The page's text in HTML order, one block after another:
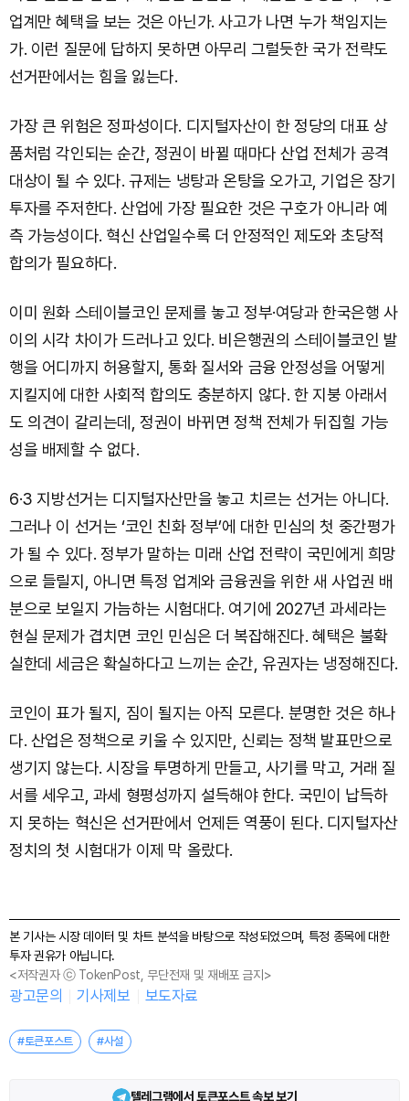
업계만 혜택을 보는 것은 아닌가. 사고가 나면 누가 책임지는
가. 이런 질문에 답하지 못하면 아무리 그럴듯한 국가 전략도
선거판에서는 힘을 잃는다.
가장 큰 위험은 정파성이다. 디지털자산이 한 정당의 대표 상
품처럼 각인되는 순간, 정권이 바뀔 때마다 산업 전체가 공격
대상이 될 수 있다. 규제는 냉탕과 온탕을 오가고, 기업은 장기
투자를 주저한다. 산업에 가장 필요한 것은 구호가 아니라 예
측 가능성이다. 혁신 산업일수록 더 안정적인 제도와 초당적
합의가 필요하다.
이미 원화 스테이블코인 문제를 놓고 정부·여당과 한국은행 사
이의 시각 차이가 드러나고 있다. 비은행권의 스테이블코인 발
행을 어디까지 허용할지, 통화 질서와 금융 안정성을 어떻게
지킬지에 대한 사회적 합의도 충분하지 않다. 한 지붕 아래서
도 의견이 갈리는데, 정권이 바뀌면 정책 전체가 뒤집힐 가능
성을 배제할 수 없다.
6·3 지방선거는 디지털자산만을 놓고 치르는 선거는 아니다.
그러나 이 선거는 ‘코인 친화 정부’에 대한 민심의 첫 중간평가
가 될 수 있다. 정부가 말하는 미래 산업 전략이 국민에게 희망
으로 들릴지, 아니면 특정 업계와 금융권을 위한 새 사업권 배
분으로 보일지 가늠하는 시험대다. 여기에 2027년 과세라는
현실 문제가 겹치면 코인 민심은 더 복잡해진다. 혜택은 불확
실한데 세금은 확실하다고 느끼는 순간, 유권자는 냉정해진다.
코인이 표가 될지, 짐이 될지는 아직 모른다. 분명한 것은 하나
다. 산업은 정책으로 키울 수 있지만, 신뢰는 정책 발표만으로
생기지 않는다. 시장을 투명하게 만들고, 사기를 막고, 거래 질
서를 세우고, 과세 형평성까지 설득해야 한다. 국민이 납득하
지 못하는 혁신은 선거판에서 언제든 역풍이 된다. 디지털자산
정치의 첫 시험대가 이제 막 올랐다.
본 기사는 시장 데이터 및 차트 분석을 바탕으로 작성되었으며, 특정 종목에 대한
투자 권유가 아닙니다.
<저작권자 ⓒ TokenPost, 무단전재 및 재배포 금지>
광고문의 기사제보 보도자료
#토큰포스트 #사설
텔레그램에서 토큰포스트 속보 보기